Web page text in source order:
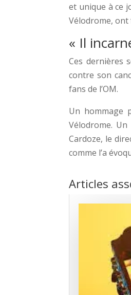
et unique à ce
Vélodrome, ont
« Il
Ces dernières
contre son
fans de l’OM.
Un hommage
Vélodrome.
Cardoze, le
comme l’a
Articles